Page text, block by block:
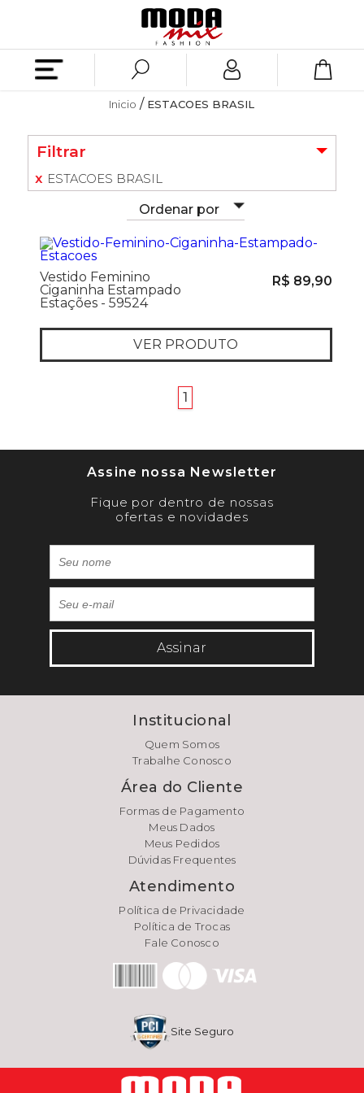
Inicio ESTACOES BRASIL
Filtrar
ESTACOES BRASIL
Ordenar por
Vestido Feminino
Ciganinha Estampado
Estações - 59524
R$ 89,90
VER PRODUTO
1
Assine nossa Newsletter
Fique por dentro de nossas
ofertas e novidades
Assinar
Institucional
Quem Somos
Trabalhe Conosco
Área do Cliente
Formas de Pagamento
Meus Dados
Meus Pedidos
Dúvidas Frequentes
Atendimento
Política de Privacidade
Política de Trocas
Fale Conosco
Site Seguro